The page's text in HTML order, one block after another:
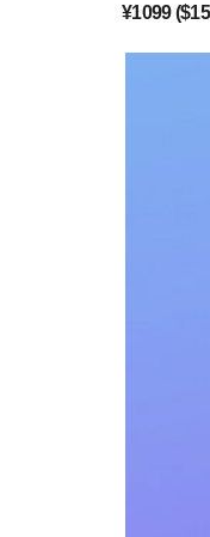
¥1099